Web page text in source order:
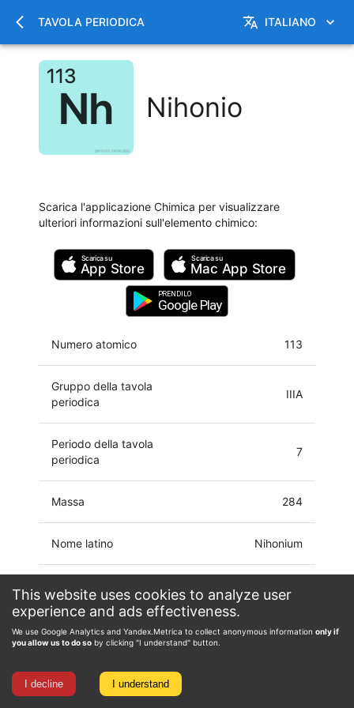
This website uses cookies to analyze user
experience and ads effectiveness.
We use Google Analytics and Yandex.Metrica to collect anonymous information only if
you allow us to do so by clicking "I understand" button.
I decline I understand
TAVOLA PERIODICA ITALIANO
Nihonio
Scarica l'applicazione Chimica per visualizzare
ulteriori informazioni sull'elemento chimico:
Scarica su
App Store
Scarica su
Mac App Store
PRENDILO
Google Play
Numero atomico 113
Gruppo della tavola
periodica
IIIA
Periodo della tavola
periodica
7
Massa 284
Nome latino Nihonium
elettronica
7p1
Stato di ossidazione